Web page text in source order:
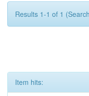
Results 1-1 of 1
Item hits: